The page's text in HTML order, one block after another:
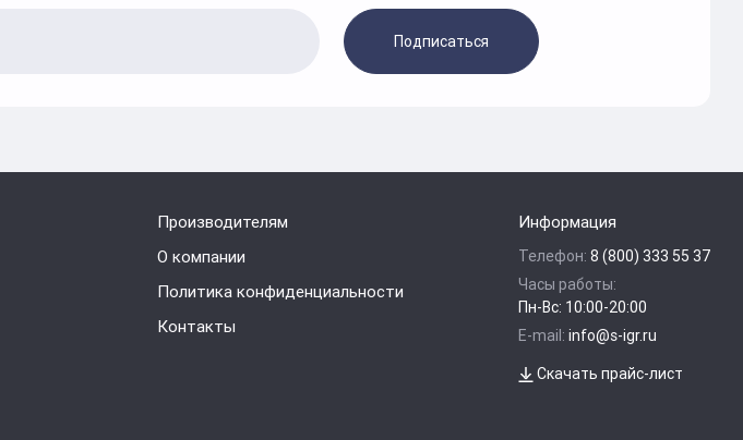
Подписаться
Производителям
О компании
Политика конфиденциальности
Контакты
Информация
Телефон: 8 (800) 333 55 37
Часы работы:
Пн-Вс: 10:00-20:00
E-mail: info@s-igr.ru
Скачать прайс-лист